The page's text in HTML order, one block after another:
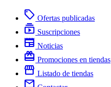
local_offer Ofertas publicadas
subscriptions Suscripciones
newspaper Noticias
redeem Promociones en tiendas
storefront Listado de tiendas
mail